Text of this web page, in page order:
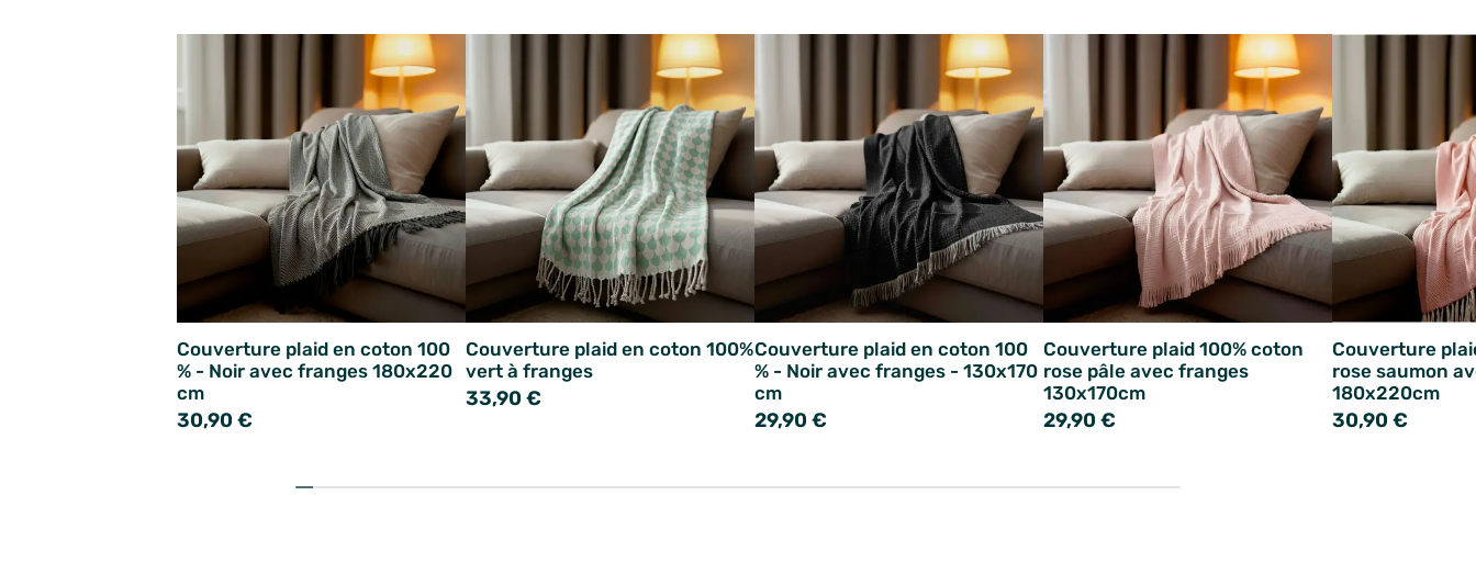
Couverture plaid en coton 100
% - Noir avec franges 180x220
cm
30,90 €
Couverture plaid en coton 100%
vert à franges
33,90 €
Couverture plaid en coton 100
% - Noir avec franges - 130x170
cm
29,90 €
Couverture plaid 100% coton
rose pâle avec franges
130x170cm
29,90 €
Couverture
rose saumon
180x220cm
30,90 €